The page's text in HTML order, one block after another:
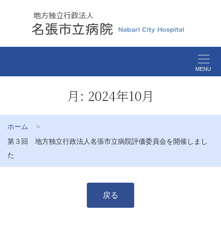
MENU
月: 2024年10月
ホーム
第３回 地方独立行政法人名張市立病院評価委員会を開催しまし
た
戻る